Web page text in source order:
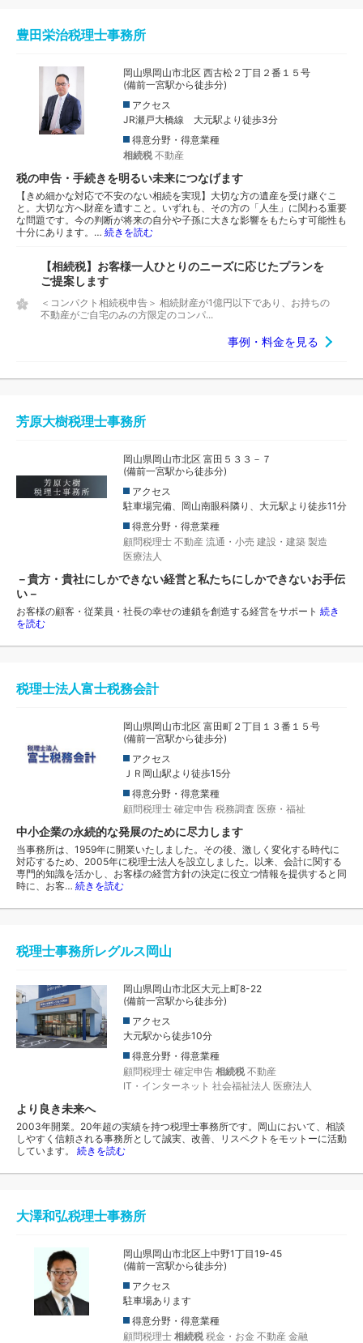
豊田栄治税理士事務所
岡山県岡山市北区 西古松２丁目２番１５号
(備前一宮駅から徒歩分)
アクセス
JR瀬戸大橋線 大元駅より徒歩3分
得意分野・得意業種
相続税 不動産
税の申告・手続きを明るい未来につなげます
【きめ細かな対応で不安のない相続を実現】大切な方の遺産を受け継ぐこ
と。大切な方へ財産を遺すこと。いずれも、その方の「人生」に関わる重要
な問題です。今の判断が将来の自分や子孫に大きな影響をもたらす可能性も
十分にあります。… 続きを読む
【相続税】お客様一人ひとりのニーズに応じたプランを
ご提案します
＜コンパクト相続税申告＞ 相続財産が1億円以下であり、お持ちの
不動産がご自宅のみの方限定のコンパ...
事例・料金を見る
芳原大樹税理士事務所
岡山県岡山市北区 富田５３３－７
(備前一宮駅から徒歩分)
アクセス
駐車場完備、岡山南眼科隣り、大元駅より徒歩11分
得意分野・得意業種
顧問税理士 不動産 流通・小売 建設・建築 製造
医療法人
－貴方・貴社にしかできない経営と私たちにしかできないお手伝
い－
お客様の顧客・従業員・社長の幸せの連鎖を創造する経営をサポート 続き
を読む
税理士法人富士税務会計
岡山県岡山市北区 富田町２丁目１３番１５号
(備前一宮駅から徒歩分)
アクセス
ＪＲ岡山駅より徒歩15分
得意分野・得意業種
顧問税理士 確定申告 税務調査 医療・福祉
中小企業の永続的な発展のために尽力します
当事務所は、1959年に開業いたしました。その後、激しく変化する時代に
対応するため、2005年に税理士法人を設立しました。以来、会計に関する
専門的知識を活かし、お客様の経営方針の決定に役立つ情報を提供すると同
時に、お客… 続きを読む
税理士事務所レグルス岡山
岡山県岡山市北区大元上町8-22
(備前一宮駅から徒歩分)
アクセス
大元駅から徒歩10分
得意分野・得意業種
顧問税理士 確定申告 相続税 不動産
IT・インターネット 社会福祉法人 医療法人
より良き未来へ
2003年開業。20年超の実績を持つ税理士事務所です。岡山において、相談
しやすく信頼される事務所として誠実、改善、リスペクトをモットーに活動
しています。 続きを読む
大澤和弘税理士事務所
岡山県岡山市北区上中野1丁目19-45
(備前一宮駅から徒歩分)
アクセス
駐車場あります
得意分野・得意業種
顧問税理士 相続税 税金・お金 不動産 金融